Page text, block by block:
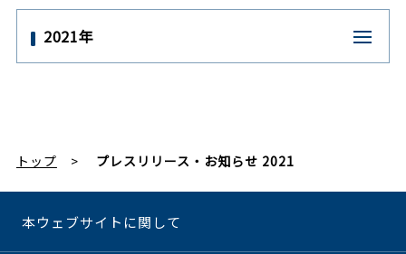
2021年
トップ プレスリリース・お知らせ 2021
本ウェブサイトに関して